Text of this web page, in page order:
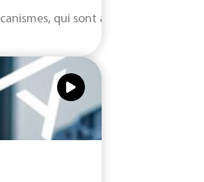
nous présenterons la fabrication
qui sont autant de